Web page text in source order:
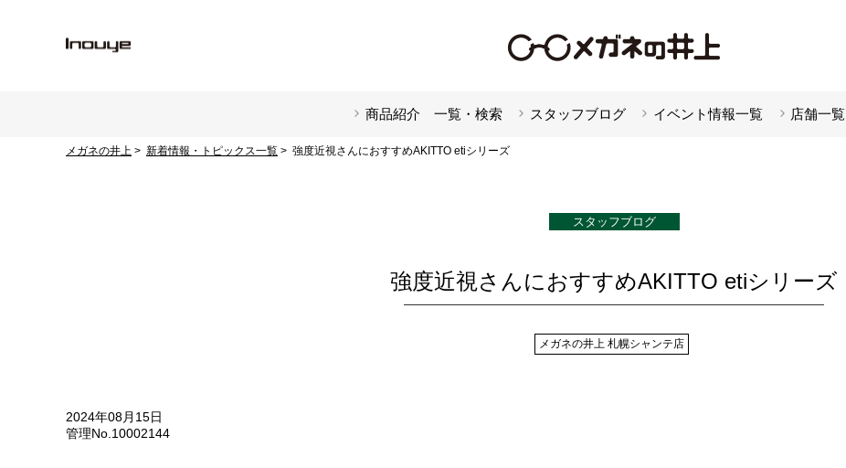
商品紹介 一覧・検索 スタッフブログ イベント情報一覧 店舗一覧
メガネの井上 新着情報・トピックス一覧 強度近視さんにおすすめAKITTO etiシリーズ
スタッフブログ
強度近視さんにおすすめAKITTO etiシリーズ
メガネの井上 札幌シャンテ店
2024年08月15日
管理No.10002144